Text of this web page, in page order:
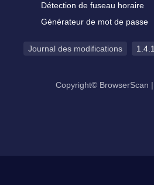
Détection de fuseau horaire
Générateur de mot de passe
Journal des modifications
Copyright© BrowserScan |